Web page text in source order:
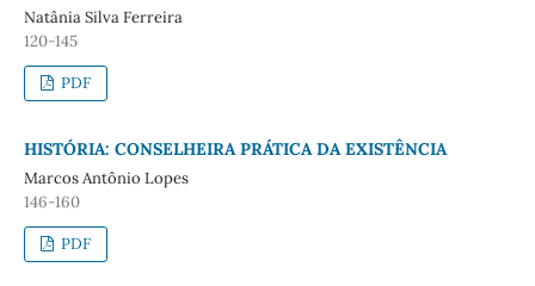
Natânia Silva Ferreira
120-145
PDF
HISTÓRIA: CONSELHEIRA PRÁTICA DA EXISTÊNCIA
Marcos Antônio Lopes
146-160
PDF